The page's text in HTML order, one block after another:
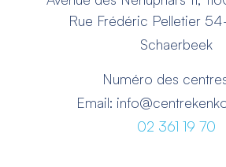
Rue Frédéric Pelletier
Schaerbeek
Numéro des
Email:
02 361 19 70